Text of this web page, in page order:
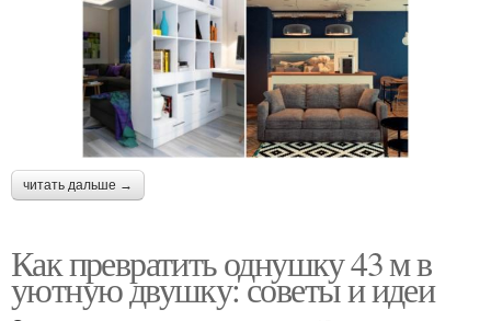
читать дальше →
Как превратить однушку 43 м в
уютную двушку: советы и идеи